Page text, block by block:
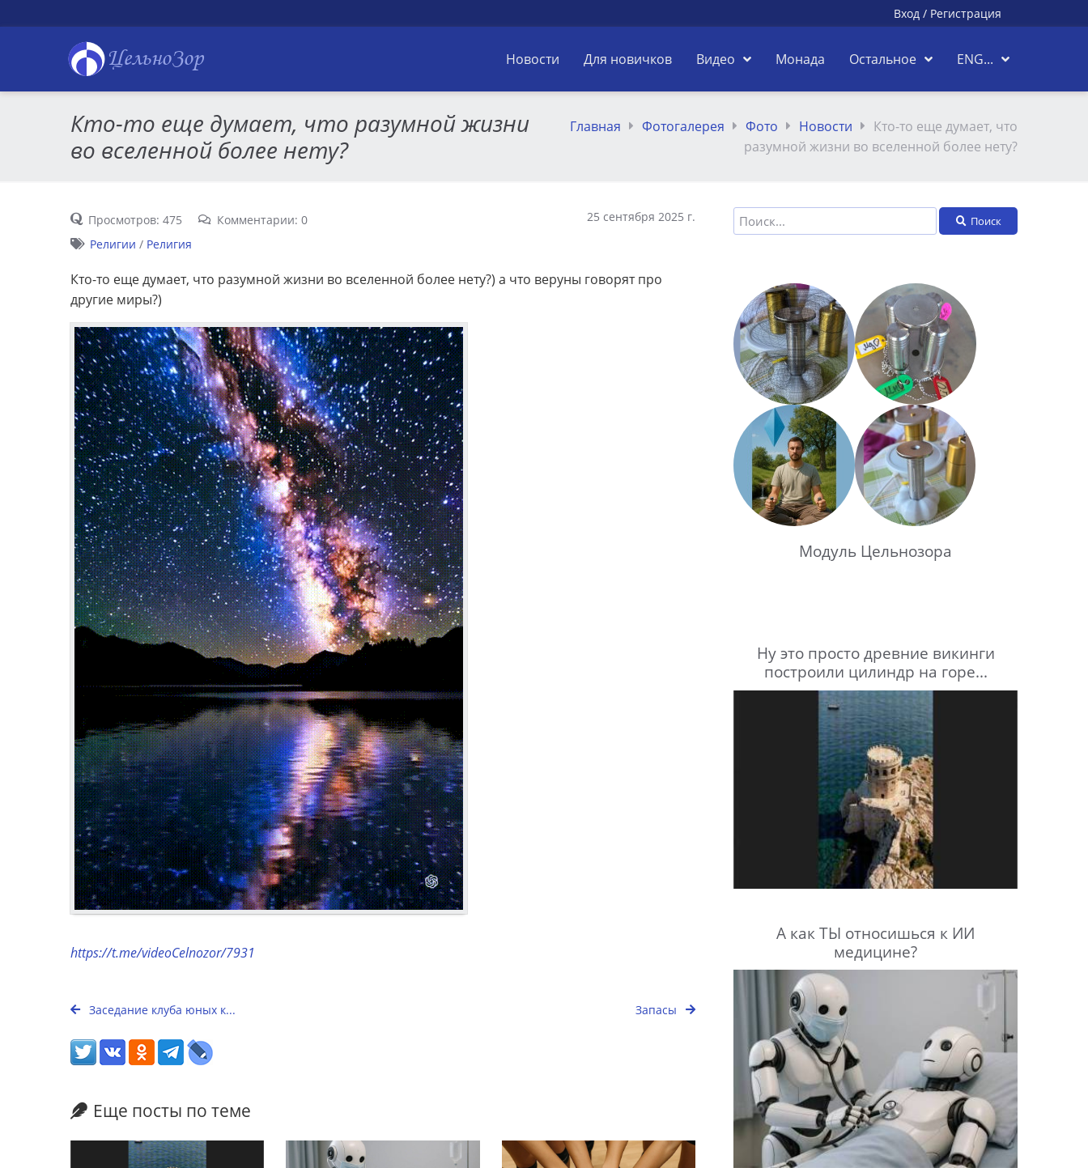
Вход / Регистрация
ЦельноЗор Новости Для новичков Видео Монада Остальное ENG...
Кто-то еще думает, что разумной жизни
во вселенной более нету?
Главная Фотогалерея Фото Новости
Кто-то еще думает, что
разумной жизни во вселенной более нету?
Просмотров: 475 Комментарии: 0
25 сентября 2025 г.
Религии / Религия
Кто-то еще думает, что разумной жизни во вселенной более нету?) а что веруны говорят про
другие миры?)
https://t.me/videoCelnozor/7931
Заседание клуба юных к... Запасы
Еще посты по теме
Поиск
Модуль Цельнозора
Ну это просто древние викинги
построили цилиндр на горе...
А как ТЫ относишься к ИИ
медицине?